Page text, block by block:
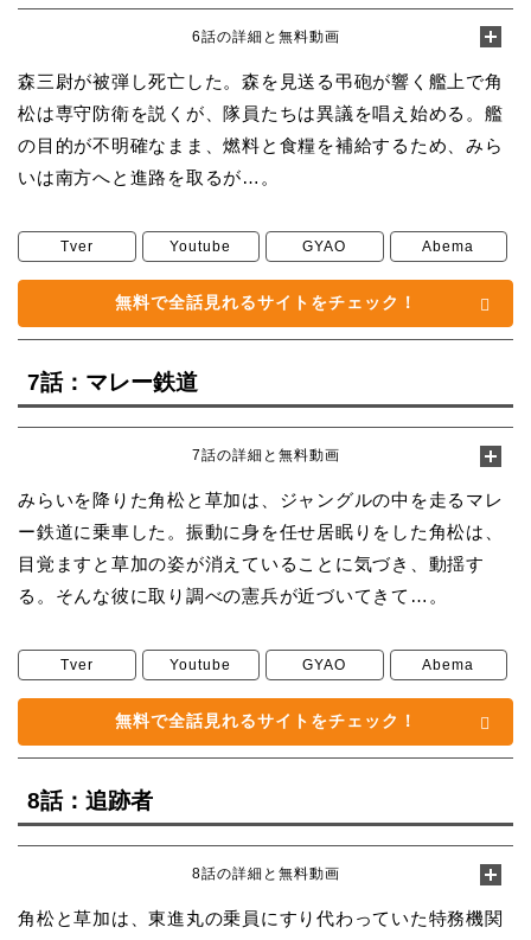
6話の詳細と無料動画
森三尉が被弾し死亡した。森を見送る弔砲が響く艦上で角
松は専守防衛を説くが、隊員たちは異議を唱え始める。艦
の目的が不明確なまま、燃料と食糧を補給するため、みら
いは南方へと進路を取るが…。
Tver Youtube GYAO Abema
無料で全話見れるサイトをチェック！
7話：マレー鉄道
7話の詳細と無料動画
みらいを降りた角松と草加は、ジャングルの中を走るマレ
ー鉄道に乗車した。振動に身を任せ居眠りをした角松は、
目覚ますと草加の姿が消えていることに気づき、動揺す
る。そんな彼に取り調べの憲兵が近づいてきて…。
Tver Youtube GYAO Abema
無料で全話見れるサイトをチェック！
8話：追跡者
8話の詳細と無料動画
角松と草加は、東進丸の乗員にすり代わっていた特務機関